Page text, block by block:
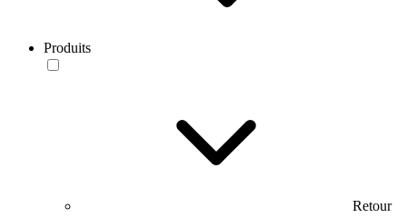
Produits
Retour